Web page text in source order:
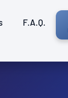
F.A.Q.